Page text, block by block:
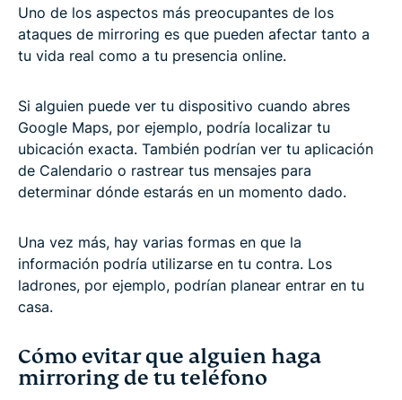
Uno de los aspectos más preocupantes de los
ataques de mirroring es que pueden afectar tanto a
tu vida real como a tu presencia online.
Si alguien puede ver tu dispositivo cuando abres
Google Maps, por ejemplo, podría localizar tu
ubicación exacta. También podrían ver tu aplicación
de Calendario o rastrear tus mensajes para
determinar dónde estarás en un momento dado.
Una vez más, hay varias formas en que la
información podría utilizarse en tu contra. Los
ladrones, por ejemplo, podrían planear entrar en tu
casa.
Cómo evitar que alguien haga
mirroring de tu teléfono